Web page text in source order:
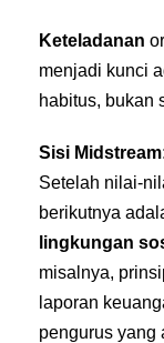
Keteladanan
menjadi kunci
habitus, bukan
Sisi
Setelah nilai-
berikutnya
lingkungan
misalnya,
laporan
pengurus yang